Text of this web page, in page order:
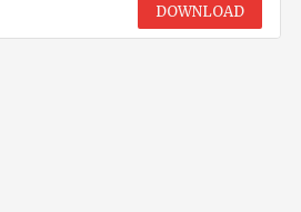
DOWNLOAD